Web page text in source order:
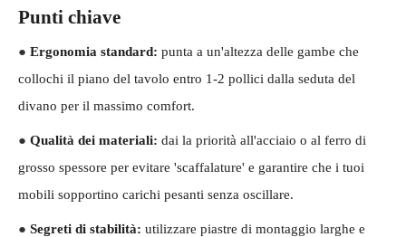
Punti chiave
● Ergonomia standard: punta a un'altezza delle gambe che
collochi il piano del tavolo entro 1-2 pollici dalla seduta del
divano per il massimo comfort.
● Qualità dei materiali: dai la priorità all'acciaio o al ferro di
grosso spessore per evitare 'scaffalature' e garantire che i tuoi
mobili sopportino carichi pesanti senza oscillare.
● Segreti di stabilità: utilizzare piastre di montaggio larghe e